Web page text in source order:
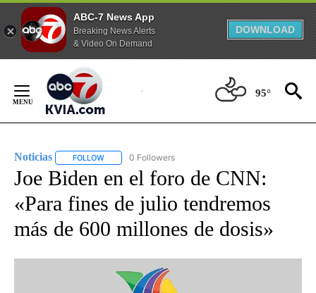
ABC-7 News App
Breaking News Alerts
& Video On Demand
DOWNLOAD
Content
95°
Noticias FOLLOW FOLLOW "NOTICIAS" TO RECEIVE NOTIFICATIONS
0 Followers
Joe Biden en el foro de CNN:
«Para fines de julio tendremos
más de 600 millones de dosis»